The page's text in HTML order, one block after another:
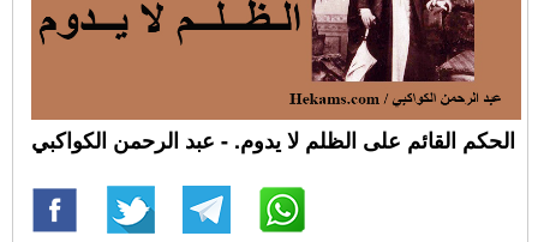
الحكم القائم على الظلم لا يدوم. - عبد الرحمن الكواكبي